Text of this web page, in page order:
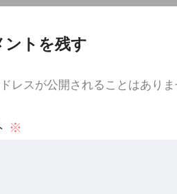
ントを残す
レスが公開されることはありま
※